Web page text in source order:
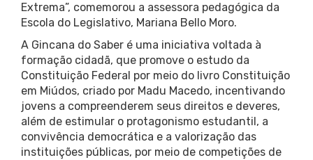
Extrema”, comemorou a assessora pedagógica da
Escola do Legislativo, Mariana Bello Moro.
A Gincana do Saber é uma iniciativa voltada à
formação cidadã, que promove o estudo da
Constituição Federal por meio do livro Constituição
em Miúdos, criado por Madu Macedo, incentivando
jovens a compreenderem seus direitos e deveres,
além de estimular o protagonismo estudantil, a
convivência democrática e a valorização das
instituições públicas, por meio de competições de